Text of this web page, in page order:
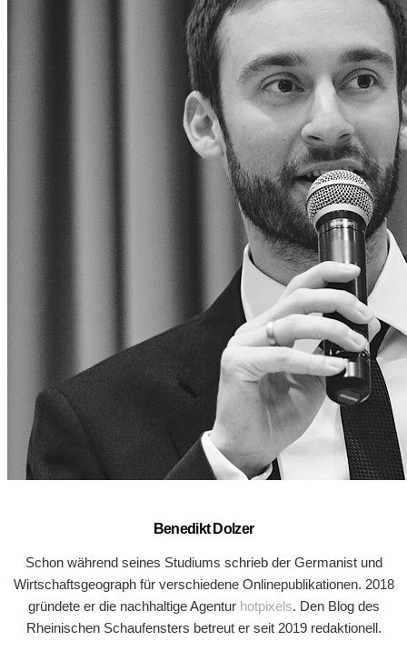
Benedikt Dolzer
Schon während seines Studiums schrieb der Germanist und
Wirtschaftsgeograph für verschiedene Onlinepublikationen. 2018
gründete er die nachhaltige Agentur hotpixels. Den Blog des
Rheinischen Schaufensters betreut er seit 2019 redaktionell.